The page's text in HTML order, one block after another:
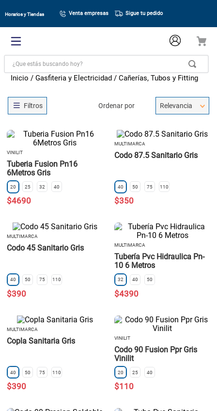
Horarios y Tiendas Venta empresas Sigue tu pedido
¿Que estás buscando hoy?
Gasfiteria y Electricidad Cañerías, Tubos y Fitting
Ordenar por Relevancia
VINILIT
Tuberia Fusion Pn16
6Metros Gris
20 25 32 40
$4690
MULTIMARCA
Codo 87.5 Sanitario Gris
40 50 75 110
$350
MULTIMARCA
Codo 45 Sanitario Gris
40 50 75 110
$390
MULTIMARCA
Tubería Pvc Hidraulica Pn-
10 6 Metros
32 40 50
$4390
MULTIMARCA
Copla Sanitaria Gris
40 50 75 110
$390
VINILIT
Codo 90 Fusion Ppr Gris
Vinilit
20 25 40
$110